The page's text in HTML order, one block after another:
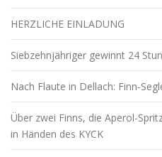
HERZLICHE EINLADUNG
Siebzehnjähriger gewinnt 24
Nach Flaute in Dellach: Finn-
Über zwei Finns, die Aperol-
in Händen des KYCK